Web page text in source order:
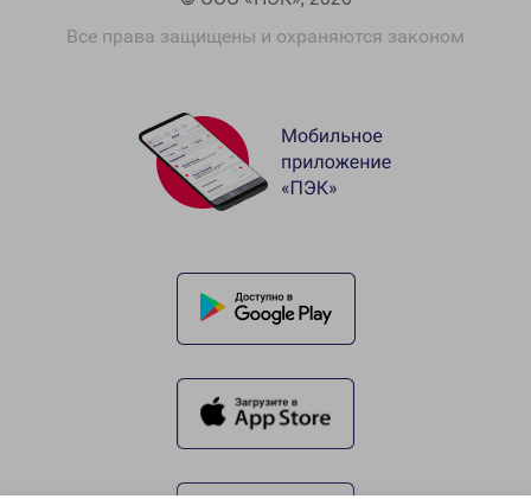
Все права защищены и охраняются законом